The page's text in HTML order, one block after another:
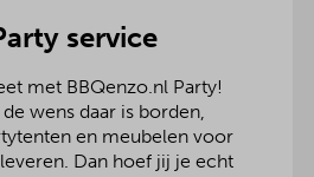
service
met BBQenzo.nl Party!
wens daar is borden,
en meubelen voor
Dan hoef jij je echt